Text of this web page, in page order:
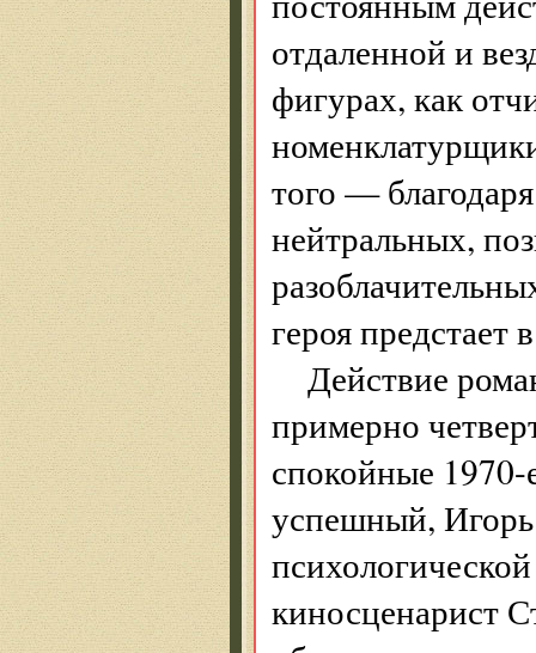
отдаленной и
фигурах, как
того —
нейтральных,
героя предстает
Действие
примерно
спокойные 1970-
успешный, Игорь
киносценарист